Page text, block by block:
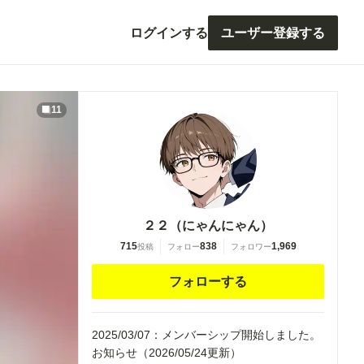
ログインする ユーザー登録する
11
２２（にゃんにゃん）
715投稿 フォロー838 フォロワー1,969
フォローする
2025/03/07：メンバーシップ開始しました。
お知らせ（2026/05/24更新）